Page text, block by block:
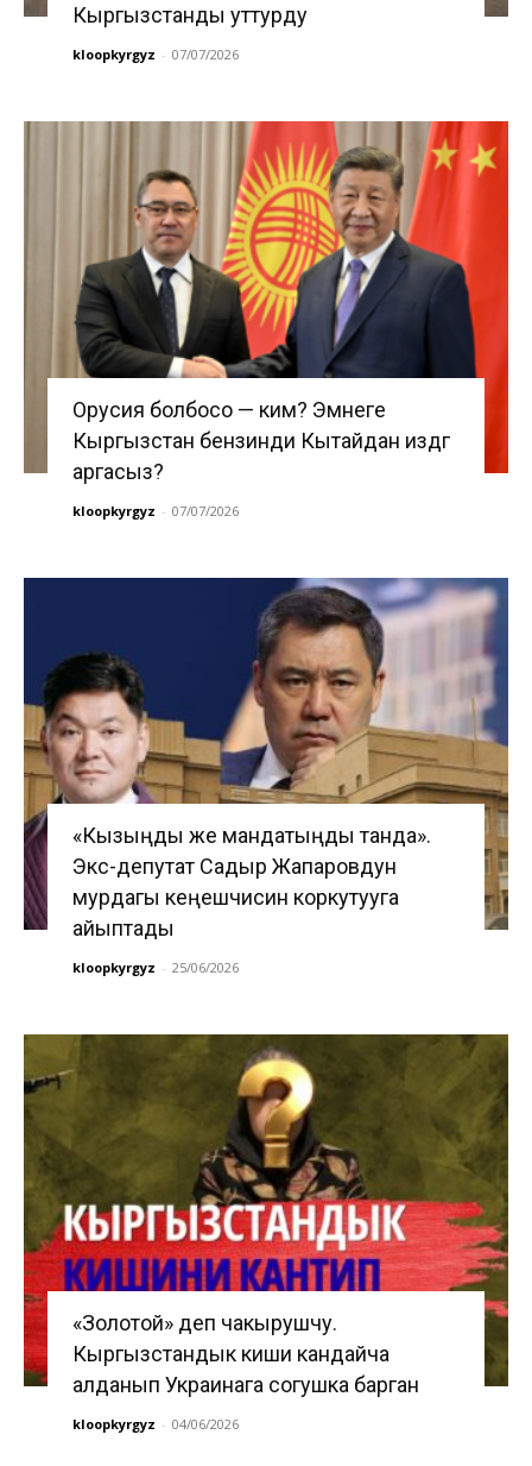
Кыргызстанды уттурду
kloopkyrgyz - 07/07/2026
Орусия болбосо — ким? Эмнеге
Кыргызстан бензинди Кытайдан издөөгө
аргасыз?
kloopkyrgyz - 07/07/2026
«Кызыңды же мандатыңды танда».
Экс-депутат Садыр Жапаровдун
мурдагы кеңешчисин коркутууга
айыптады
kloopkyrgyz - 25/06/2026
«Золотой» деп чакырушчу.
Кыргызстандык киши кандайча
алданып Украинага согушка барган
kloopkyrgyz - 04/06/2026